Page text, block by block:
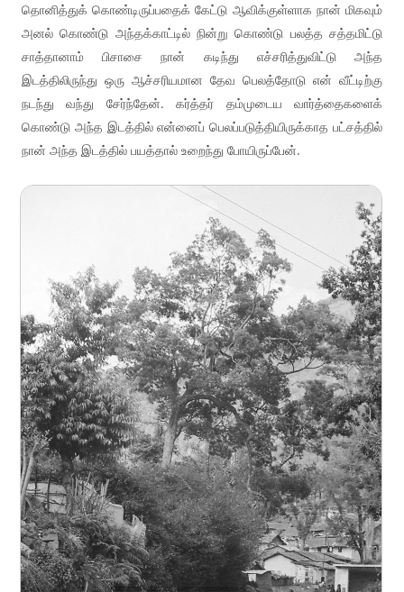
தொனித்துக் கொண்டிருப்பதைக் கேட்டு ஆவிக்குள்ளாக நான் மிகவும்
அனல் கொண்டு அந்தக்காட்டில் நின்று கொண்டு பலத்த சத்தமிட்டு
சாத்தானாம் பிசாசை நான் கடிந்து எச்சரித்துவிட்டு அந்த
இடத்திலிருந்து ஒரு ஆச்சரியமான தேவ பெலத்தோடு என் வீட்டிற்கு
நடந்து வந்து சேர்ந்தேன். கர்த்தர் தம்முடைய வார்த்தைகளைக்
கொண்டு அந்த இடத்தில் என்னைப் பெலப்படுத்தியிருக்காத பட்சத்தில்
நான் அந்த இடத்தில் பயத்தால் உறைந்து போயிருப்பேன்.